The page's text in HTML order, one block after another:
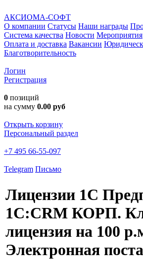
АКСИОМА-СОФТ
О компании Статусы Наши награды
Система качества Новости Мероприятия
Оплата и доставка Вакансии
Благотворительность
Логин
Регистрация
0 позиций
на сумму 0.00 руб
Открыть корзину
Персональный раздел
+7 495 66-55-097
Telegram Письмо
Лицензии 1С
1С:CRM КОРП.
лицензия на 100
Электронная